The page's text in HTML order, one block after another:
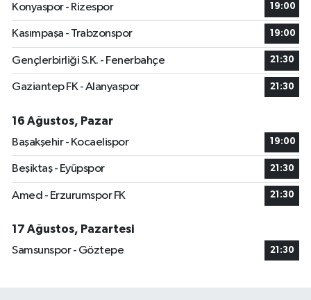
Konyaspor - Rizespor
19:00
Kasımpaşa - Trabzonspor 19:00
Gençlerbirliği S.K. - Fenerbahçe 21:30
Gaziantep FK - Alanyaspor 21:30
16 Ağustos, Pazar
Başakşehir - Kocaelispor
19:00
Beşiktaş - Eyüpspor 21:30
Amed - Erzurumspor FK 21:30
17 Ağustos, Pazartesi
Samsunspor - Göztepe
21:30